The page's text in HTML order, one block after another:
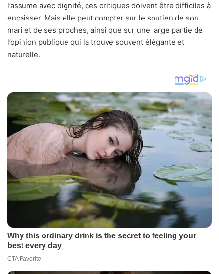
l’assume avec dignité, ces critiques doivent être difficiles à
encaisser. Mais elle peut compter sur le soutien de son
mari et de ses proches, ainsi que sur une large partie de
l’opinion publique qui la trouve souvent élégante et
naturelle.